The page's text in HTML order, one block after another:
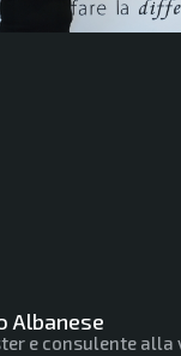
Albanese
e consulente alla